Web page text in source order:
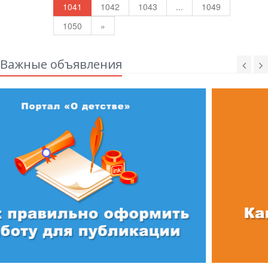
1041
1042 1043 ...
1049
1050
»
Важные объявления